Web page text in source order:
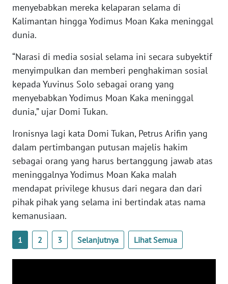
menyebabkan mereka kelaparan selama di
Kalimantan hingga Yodimus Moan Kaka meninggal
dunia.
“Narasi di media sosial selama ini secara subyektif
menyimpulkan dan memberi penghakiman sosial
kepada Yuvinus Solo sebagai orang yang
menyebabkan Yodimus Moan Kaka meninggal
dunia,” ujar Domi Tukan.
Ironisnya lagi kata Domi Tukan, Petrus Arifin yang
dalam pertimbangan putusan majelis hakim
sebagai orang yang harus bertanggung jawab atas
meninggalnya Yodimus Moan Kaka malah
mendapat privilege khusus dari negara dan dari
pihak pihak yang selama ini bertindak atas nama
kemanusiaan.
1 2 3 Selanjutnya Lihat Semua
WN
NTB
SULTENG
WN
SULBAR
BABEL
WN
SUMBAR
WN
SUMSEL
WN
BENGKULU